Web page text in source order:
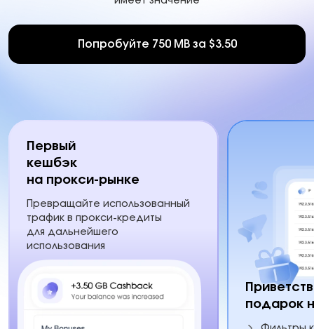
Попробуйте 750 MB за $3.50
Первый
кешбэк
на прокси-рынке
Превращайте использованный
трафик в прокси-кредиты
для дальнейшего
использования
подарок